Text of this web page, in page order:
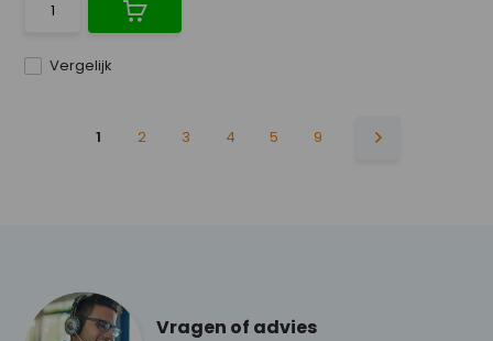
Vergelijk
1 2 3 4 5 9
Vragen of advies